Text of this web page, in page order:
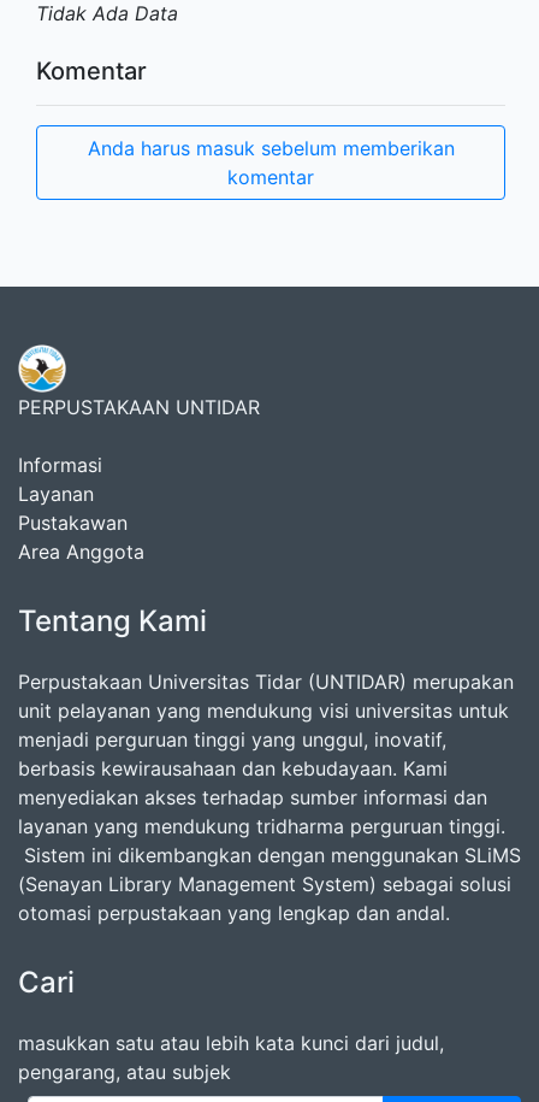
Tidak Ada Data
Komentar
Anda harus masuk sebelum memberikan
komentar
PERPUSTAKAAN UNTIDAR
Informasi
Layanan
Pustakawan
Area Anggota
Tentang Kami
Perpustakaan Universitas Tidar (UNTIDAR) merupakan
unit pelayanan yang mendukung visi universitas untuk
menjadi perguruan tinggi yang unggul, inovatif,
berbasis kewirausahaan dan kebudayaan. Kami
menyediakan akses terhadap sumber informasi dan
layanan yang mendukung tridharma perguruan tinggi.
Sistem ini dikembangkan dengan menggunakan SLiMS
(Senayan Library Management System) sebagai solusi
otomasi perpustakaan yang lengkap dan andal.
Cari
masukkan satu atau lebih kata kunci dari judul,
pengarang, atau subjek